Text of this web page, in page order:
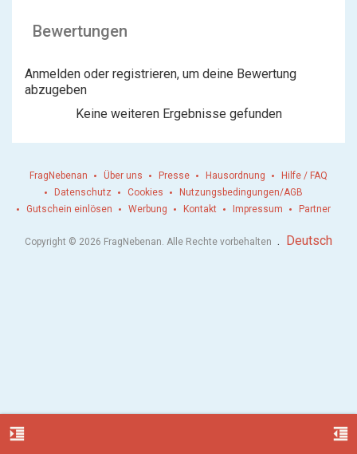
Bewertungen
Anmelden oder registrieren, um deine Bewertung
abzugeben
Keine weiteren Ergebnisse gefunden
format_indent_increase format_indent_decrease
FragNebenan Über uns Presse Hausordnung
Hilfe / FAQ
Datenschutz
Cookies
Nutzungsbedingungen/AGB
Gutschein einlösen
Werbung Kontakt Impressum Partner
Copyright © 2026 FragNebenan. Alle Rechte vorbehalten . Deutsch